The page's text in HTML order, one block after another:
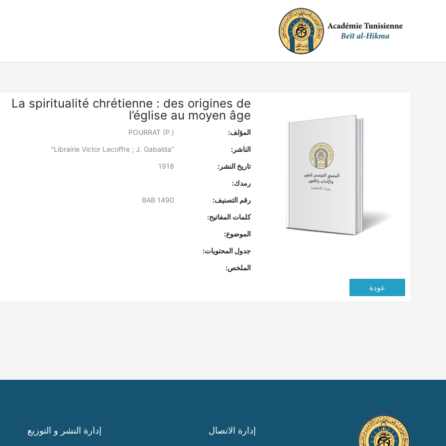
La spiritualité chrétienne : des origines de
l’église au moyen âge
المؤلف:
الناشر:
"Librairie Victor Lecoffre ; J. Gabalda"
تاريخ النشر:
رمدك:
رقم التصنيف:
كلمات المفاتيح:
الموضوع:
جدول المحتويات:
الملخص:
عودة
إدارة الاتصال إدارة النشر و التوزيع